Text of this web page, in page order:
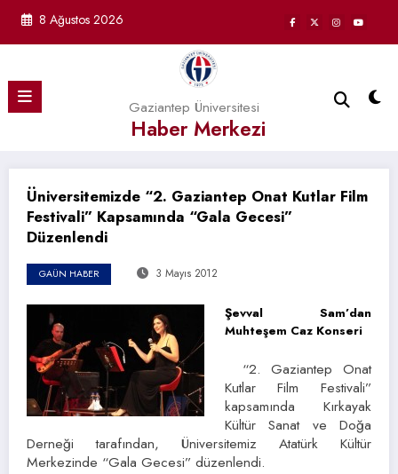
8 Ağustos 2026
Gaziantep Üniversitesi
Haber Merkezi
Üniversitemizde “2. Gaziantep Onat Kutlar Film
Festivali” Kapsamında “Gala Gecesi”
Düzenlendi
GAÜN HABER 3 Mayıs 2012
Şevval Sam’dan
Muhteşem Caz Konseri
“2. Gaziantep Onat
Kutlar Film Festivali”
kapsamında Kırkayak
Kültür Sanat ve Doğa
Derneği tarafından, Üniversitemiz Atatürk Kültür
Merkezinde “Gala Gecesi” düzenlendi.